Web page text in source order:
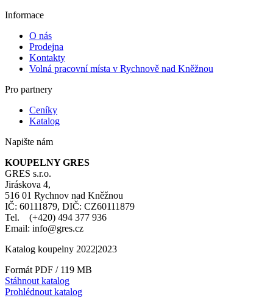
Informace
O nás
Prodejna
Kontakty
Volná pracovní místa v Rychnově nad Kněžnou
Pro partnery
Ceníky
Katalog
Napište nám
KOUPELNY GRES
GRES s.r.o.
Jiráskova 4,
516 01 Rychnov nad Kněžnou
IČ: 60111879, DIČ: CZ60111879
Tel. (+420) 494 377 936
Email: info@gres.cz
Katalog koupelny 2022|2023
Formát PDF / 119 MB
Stáhnout katalog
Prohlédnout katalog